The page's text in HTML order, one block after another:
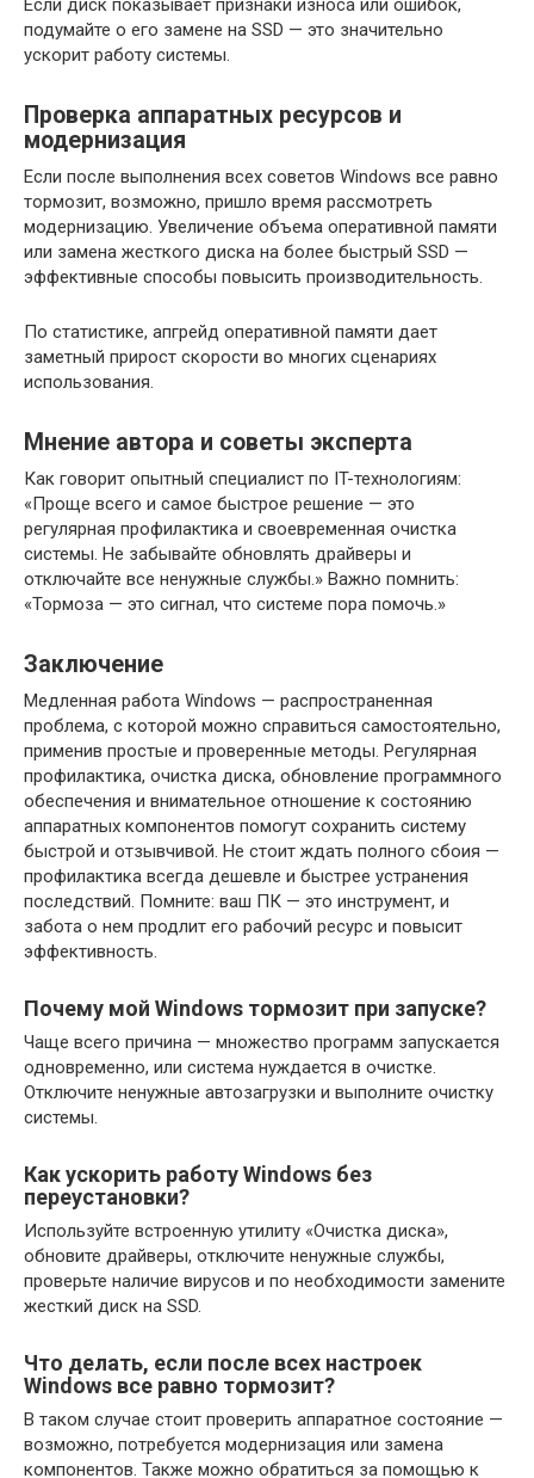
Если диск показывает признаки износа или ошибок,
подумайте о его замене на SSD — это значительно
ускорит работу системы.
Проверка аппаратных ресурсов и
модернизация
Если после выполнения всех советов Windows все равно
тормозит, возможно, пришло время рассмотреть
модернизацию. Увеличение объема оперативной памяти
или замена жесткого диска на более быстрый SSD —
эффективные способы повысить производительность.
По статистике, апгрейд оперативной памяти дает
заметный прирост скорости во многих сценариях
использования.
Мнение автора и советы эксперта
Как говорит опытный специалист по IT-технологиям:
«Проще всего и самое быстрое решение — это
регулярная профилактика и своевременная очистка
системы. Не забывайте обновлять драйверы и
отключайте все ненужные службы.» Важно помнить:
«Тормоза — это сигнал, что системе пора помочь.»
Заключение
Медленная работа Windows — распространенная
проблема, с которой можно справиться самостоятельно,
применив простые и проверенные методы. Регулярная
профилактика, очистка диска, обновление программного
обеспечения и внимательное отношение к состоянию
аппаратных компонентов помогут сохранить систему
быстрой и отзывчивой. Не стоит ждать полного сбоия —
профилактика всегда дешевле и быстрее устранения
последствий. Помните: ваш ПК — это инструмент, и
забота о нем продлит его рабочий ресурс и повысит
эффективность.
Почему мой Windows тормозит при запуске?
Чаще всего причина — множество программ запускается
одновременно, или система нуждается в очистке.
Отключите ненужные автозагрузки и выполните очистку
системы.
Как ускорить работу Windows без
переустановки?
Используйте встроенную утилиту «Очистка диска»,
обновите драйверы, отключите ненужные службы,
проверьте наличие вирусов и по необходимости замените
жесткий диск на SSD.
Что делать, если после всех настроек
Windows все равно тормозит?
В таком случае стоит проверить аппаратное состояние —
возможно, потребуется модернизация или замена
компонентов. Также можно обратиться за помощью к